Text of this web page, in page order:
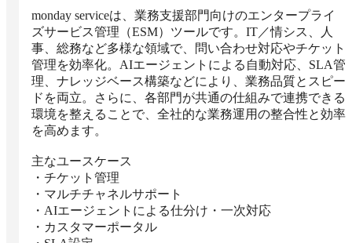
monday serviceは、業務支援部門向けのエンタープライ
ズサービス管理（ESM）ツールです。IT／情シス、人
事、総務など多様な領域で、問い合わせ対応やチケット
管理を効率化。AIエージェントによる自動対応、SLA管
理、ナレッジベース構築などにより、業務品質とスピー
ドを両立。さらに、各部門が共通の仕組みで連携できる
環境を整えることで、全社的な業務運用の整合性と効率
を高めます。
主なユースケース
・チケット管理
・マルチチャネルサポート
・AIエージェントによる仕分け・一次対応
・カスタマーポータル